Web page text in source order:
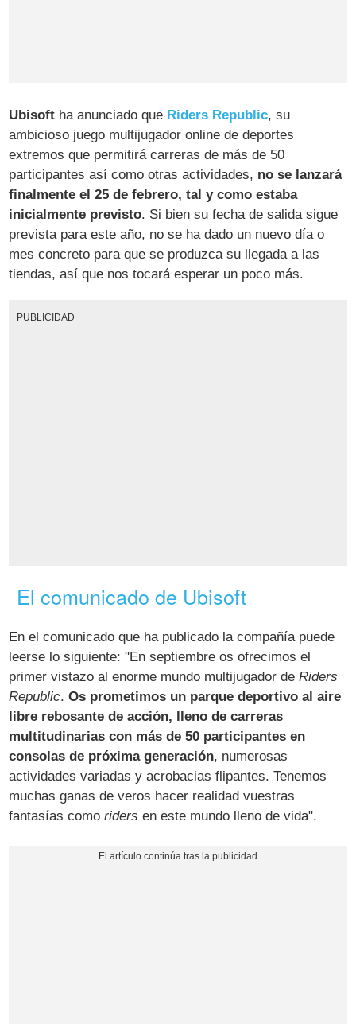
Ubisoft ha anunciado que Riders Republic, su
ambicioso juego multijugador online de deportes
extremos que permitirá carreras de más de 50
participantes así como otras actividades, no se lanzará
finalmente el 25 de febrero, tal y como estaba
inicialmente previsto. Si bien su fecha de salida sigue
prevista para este año, no se ha dado un nuevo día o
mes concreto para que se produzca su llegada a las
tiendas, así que nos tocará esperar un poco más.
PUBLICIDAD
El comunicado de Ubisoft
En el comunicado que ha publicado la compañía puede
leerse lo siguiente: "En septiembre os ofrecimos el
primer vistazo al enorme mundo multijugador deRiders
Republic.Os prometimos un parque deportivo al aire
libre rebosante de acción, lleno de carreras
multitudinarias con más de 50 participantes en
consolas de próxima generación, numerosas
actividades variadas y acrobacias flipantes. Tenemos
muchas ganas de veros hacer realidad vuestras
fantasías comoriders en este mundo lleno de vida".